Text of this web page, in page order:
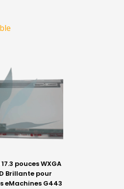
pouces WXGA
Brillante pour
eMachines G443